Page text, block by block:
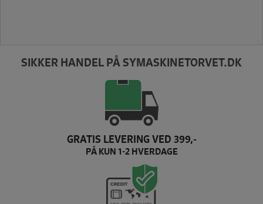
SIKKER HANDEL PÅ SYMASKINETORVET.DK
GRATIS LEVERING VED 399,-
PÅ KUN 1-2 HVERDAGE